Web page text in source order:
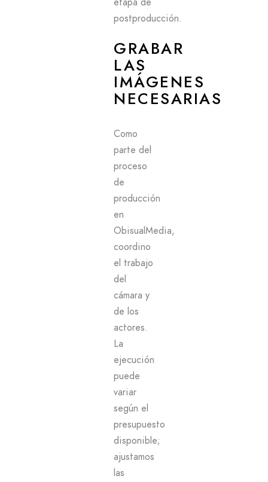
postproducción.
GRABAR
LAS
IMÁGENES
NECESARIAS
Como
parte del
proceso
de
producción
en
ObisualMedia,
coordino
el trabajo
del
cámara y
de los
actores.
La
ejecución
puede
variar
según el
presupuesto
disponible;
ajustamos
las